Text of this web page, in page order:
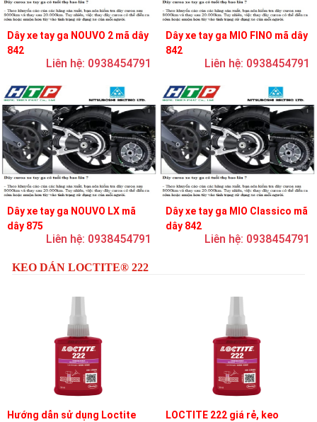
Dây xe tay ga NOUVO 2 mã dây
842
Liên hệ: 0938454791
Dây xe tay ga MIO FINO mã dây
842
Liên hệ: 0938454791
Dây xe tay ga NOUVO LX mã
dây 875
Liên hệ: 0938454791
Dây xe tay ga MIO Classico mã
dây 842
Liên hệ: 0938454791
KEO DÁN LOCTITE® 222
Hướng dẫn sử dụng Loctite
LOCTITE 222 giá rẻ, keo